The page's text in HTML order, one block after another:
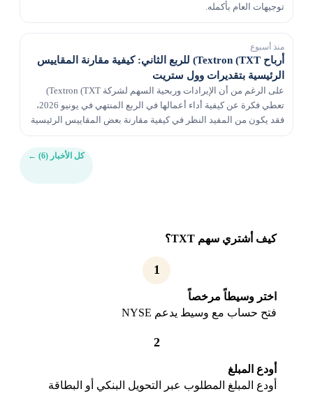
توجيهات العام بأكمله.
منذ أسبوع
أرباح Textron (TXT) للربع الثاني: كيفية مقارنة المقاييس
الرئيسية بتقديرات وول ستريت
على الرغم من أن الإيرادات وربحية السهم لشركة Textron (TXT)
تعطي فكرة عن كيفية أداء أعمالها في الربع المنتهي في يونيو 2026،
فقد يكون من المفيد النظر في كيفية مقارنة بعض المقاييس الرئيسية
كل الأخبار (6) ←
كيف أشتري سهم TXT؟
1
اختر وسيطاً مرخصاً
فتح حساب مع وسيط يدعم NYSE
2
أودع المبلغ
أودع المبلغ المطلوب عبر التحويل البنكي أو البطاقة